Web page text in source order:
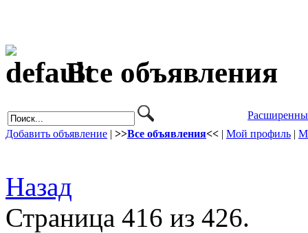
Все объявления
Добавить объявление | >>Все объявления<< | Мой профиль |
Назад
Страница 416 из 426.